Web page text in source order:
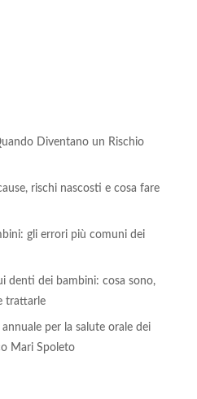
Diventano un Rischio
rischi nascosti e cosa fare
gli errori più comuni dei
denti dei bambini: cosa sono,
trattarle
per la salute orale dei
Mari Spoleto